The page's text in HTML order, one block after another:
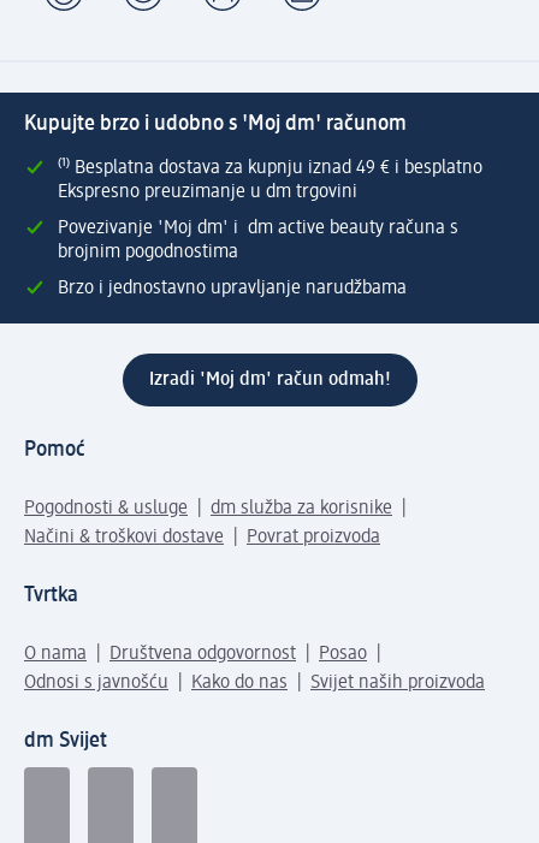
Kupujte brzo i udobno s 'Moj dm' računom
⁽¹⁾ Besplatna dostava za kupnju iznad 49 € i besplatno
Ekspresno preuzimanje u dm trgovini
Povezivanje 'Moj dm' i dm active beauty računa s
brojnim pogodnostima
Brzo i jednostavno upravljanje narudžbama
Izradi 'Moj dm' račun odmah!
Pomoć
Pogodnosti & usluge
dm služba za korisnike
Načini & troškovi dostave
Povrat proizvoda
Tvrtka
O nama Društvena odgovornost
Posao
Odnosi s javnošću
Kako do nas Svijet naših proizvoda
dm Svijet